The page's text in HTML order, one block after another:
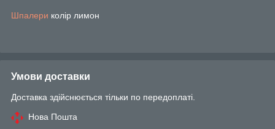
Шпалери колір лимон
Умови доставки
Доставка здійснюється тільки по передоплаті.
Нова Пошта